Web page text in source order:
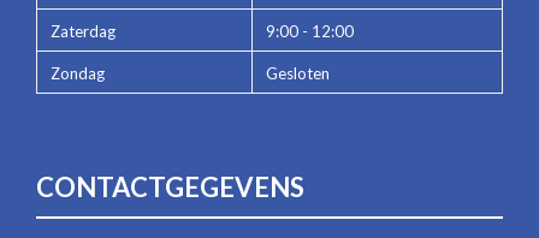
Zaterdag 9:00 - 12:00
Zondag Gesloten
CONTACTGEGEVENS